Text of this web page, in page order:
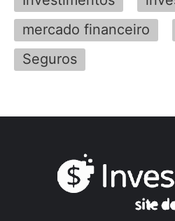
mercado financeiro
Seguros